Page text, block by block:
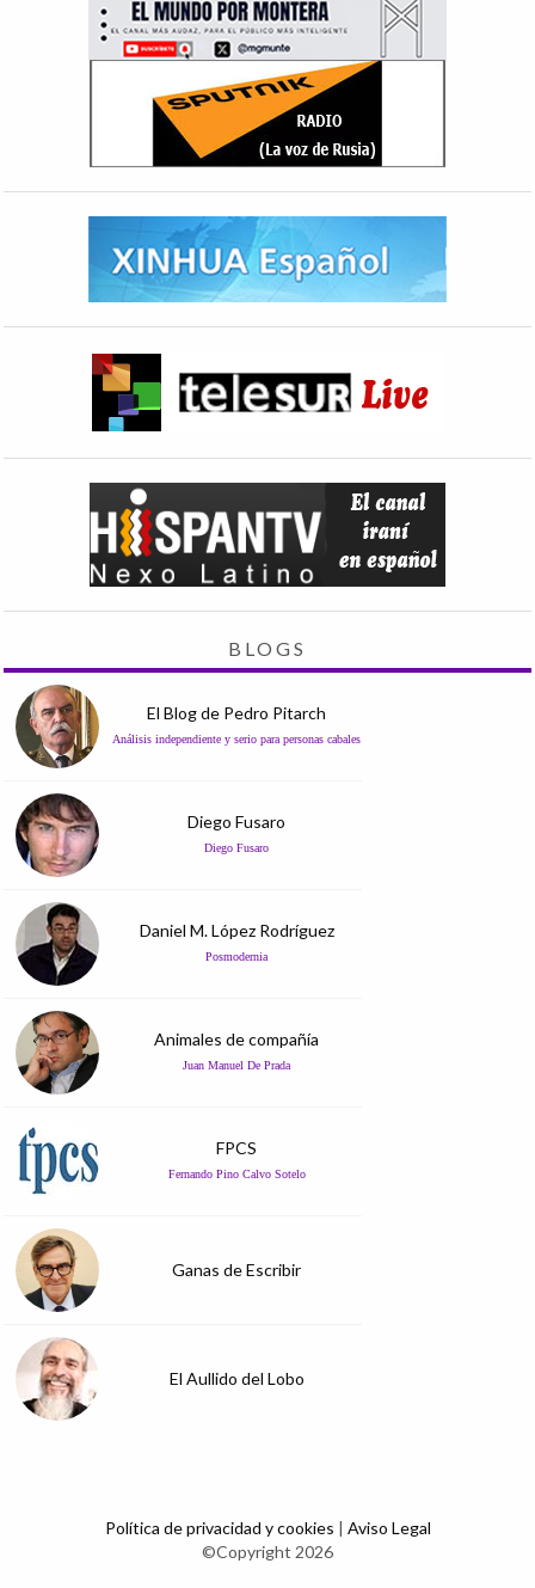
BLOGS
El Blog de Pedro Pitarch
Análisis independiente y serio para personas cabales
Diego Fusaro
Diego Fusaro
Daniel M. López Rodríguez
Posmodernia
Animales de compañía
Juan Manuel De Prada
FPCS
Fernando Pino Calvo Sotelo
Ganas de Escribir
El Aullido del Lobo
Política de privacidad y cookies | Aviso Legal
©Copyright 2026